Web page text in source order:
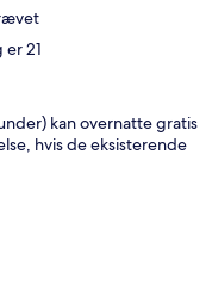
21
kan overnatte gratis
hvis de eksisterende